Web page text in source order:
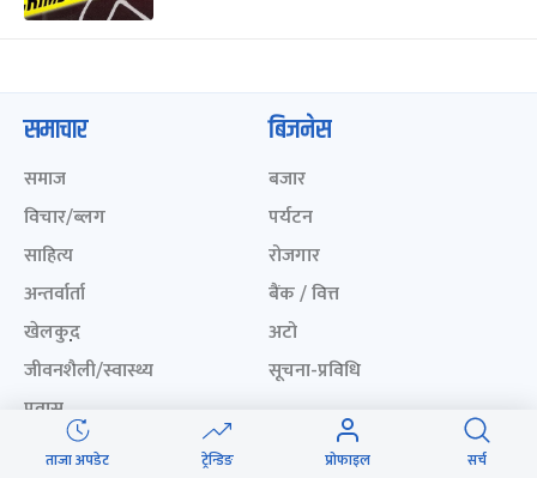
ताजा अपडेट ट्रेन्डिङ प्रोफाइल सर्च
समाचार
समाज
विचार/ब्लग
साहित्य
अन्तर्वार्ता
खेलकुद़़
जीवनशैली/स्वास्थ्य
प्रवास
अन्तर्राष्ट्रिय
बिजनेस
बजार
पर्यटन
रोजगार
बैंक / वित्त
अटो
सूचना-प्रविधि